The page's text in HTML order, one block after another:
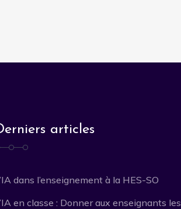
articles
dans l’enseignement à la HES-SO
en classe : Donner aux enseignants les